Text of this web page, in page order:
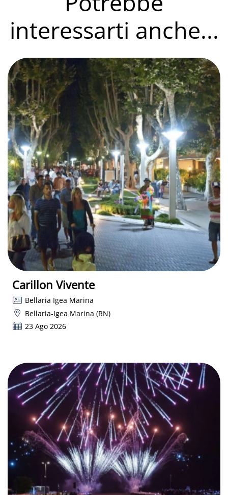
interessarti anche...
Carillon Vivente
Bellaria Igea Marina
Bellaria-Igea Marina (RN)
23 Ago 2026